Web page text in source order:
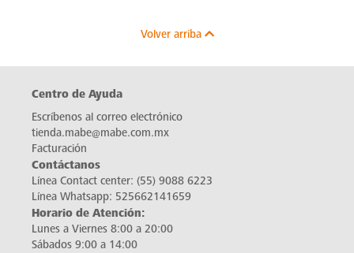
Volver arriba
Centro de Ayuda
Escríbenos al correo electrónico
tienda.mabe@mabe.com.mx
Facturación
Contáctanos
Línea Contact center: (55) 9088 6223
Línea Whatsapp: 525662141659
Horario de Atención:
Lunes a Viernes 8:00 a 20:00
Sábados 9:00 a 14:00